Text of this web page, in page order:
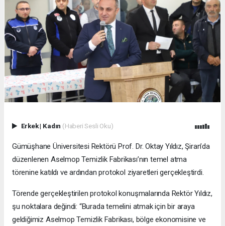
Erkek| Kadın (Haberi Sesli Oku)
Gümüşhane Üniversitesi Rektörü Prof. Dr. Oktay Yıldız, Şiran’da
düzenlenen Aselmop Temizlik Fabrikası’nın temel atma
törenine katıldı ve ardından protokol ziyaretleri gerçekleştirdi.
Törende gerçekleştirilen protokol konuşmalarında Rektör Yıldız,
şu noktalara değindi: “Burada temelini atmak için bir araya
geldiğimiz Aselmop Temizlik Fabrikası, bölge ekonomisine ve